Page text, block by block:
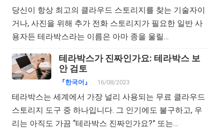
당신이 항상 최고의 클라우드 스토리지를 찾는 기술자이
거나, 사진을 위해 추가 전화 스토리지가 필요한 일반 사
용자든 테라박스라는 이름은 아마 종을 울릴…
테라박스가 진짜인가요: 테라박스 보
안 검토
『한국어』 16/08/2023
테라박스는 세계에서 가장 널리 사용되는 무료 클라우드
스토리지 도구 중 하나입니다. 그 인기에도 불구하고, 우
리는 아직도 가끔 “테라박스 진짜인가요?” 또는…